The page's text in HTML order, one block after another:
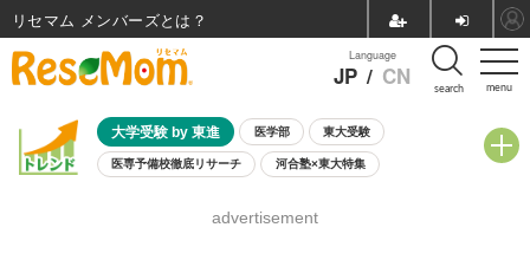
menu
Language
JP / CN search
大学受験 by 東進 医学部 東大受験
医専予備校徹底リサーチ 河合塾×東大特集
8月開催学校説明会・相談会
advertisement
リセマム メンバーズ